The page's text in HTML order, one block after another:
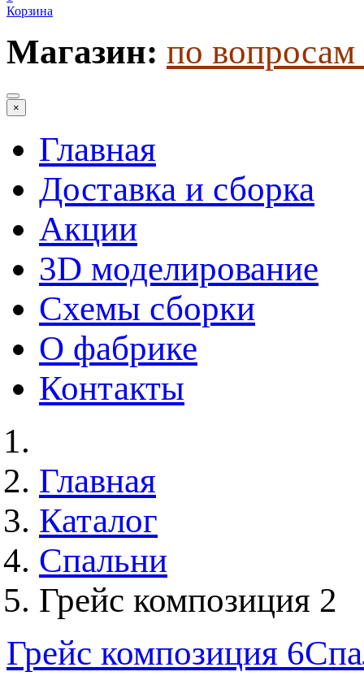
Корзина
Магазин: по
×
Главная
Доставка и сборка
Акции
3D моделирование
Схемы сборки
О фабрике
Контакты
Главная
Каталог
Спальни
Грейс композиция 2
Грейс композиция 6